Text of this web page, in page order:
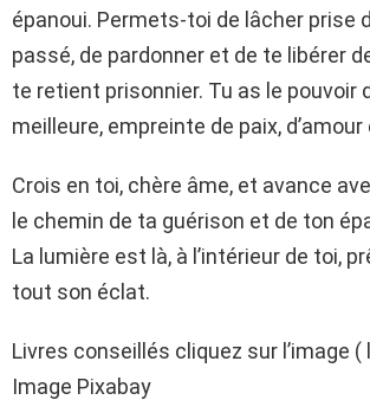
épanoui. Permets-toi de lâcher prise
passé, de pardonner et de te libérer
te retient prisonnier. Tu as le pouvoir
meilleure, empreinte de paix, d’amour
Crois en toi, chère âme, et avance
le chemin de ta guérison et de ton
La lumière est là, à l’intérieur de toi,
tout son éclat.
Livres conseillés cliquez sur l’image
Image Pixabay